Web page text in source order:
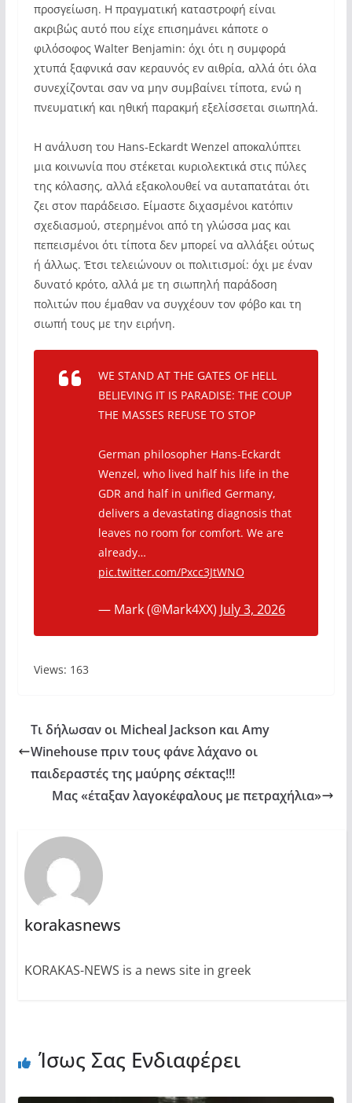
προσγείωση. Η πραγματική καταστροφή είναι
ακριβώς αυτό που είχε επισημάνει κάποτε ο
φιλόσοφος Walter Benjamin: όχι ότι η συμφορά
χτυπά ξαφνικά σαν κεραυνός εν αιθρία, αλλά ότι όλα
συνεχίζονται σαν να μην συμβαίνει τίποτα, ενώ η
πνευματική και ηθική παρακμή εξελίσσεται σιωπηλά.
Η ανάλυση του Hans-Eckardt Wenzel αποκαλύπτει
μια κοινωνία που στέκεται κυριολεκτικά στις πύλες
της κόλασης, αλλά εξακολουθεί να αυταπατάται ότι
ζει στον παράδεισο. Είμαστε διχασμένοι κατόπιν
σχεδιασμού, στερημένοι από τη γλώσσα μας και
πεπεισμένοι ότι τίποτα δεν μπορεί να αλλάξει ούτως
ή άλλως. Έτσι τελειώνουν οι πολιτισμοί: όχι με έναν
δυνατό κρότο, αλλά με τη σιωπηλή παράδοση
πολιτών που έμαθαν να συγχέουν τον φόβο και τη
σιωπή τους με την ειρήνη.
WE STAND AT THE GATES OF HELL
BELIEVING IT IS PARADISE: THE COUP
THE MASSES REFUSE TO STOP
German philosopher Hans-Eckardt
Wenzel, who lived half his life in the
GDR and half in unified Germany,
delivers a devastating diagnosis that
leaves no room for comfort. We are
already…
pic.twitter.com/Pxcc3JtWNO
— Mark (@Mark4XX) July 3, 2026
Views: 163
Τι δήλωσαν οι Micheal Jackson και Amy
Winehouse πριν τους φάνε λάχανο οι
παιδεραστές της μαύρης σέκτας!!!
Μας «έταξαν λαγοκέφαλους με πετραχήλια»
korakasnews
KORAKAS-NEWS is a news site in greek
Ίσως Σας Ενδιαφέρει